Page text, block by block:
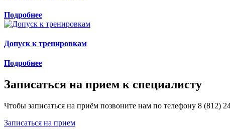
Подробнее
Допуск к тренировкам
Подробнее
Записаться на прием к специалисту
Чтобы записаться на приём позвоните нам по телефону 8 (812)
Записаться на прием